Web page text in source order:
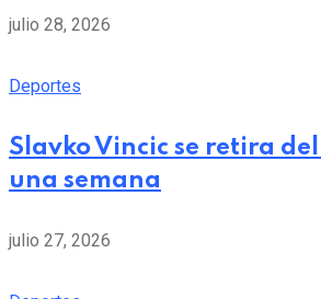
julio 28, 2026
Deportes
Slavko Vincic se retira
una semana
julio 27, 2026